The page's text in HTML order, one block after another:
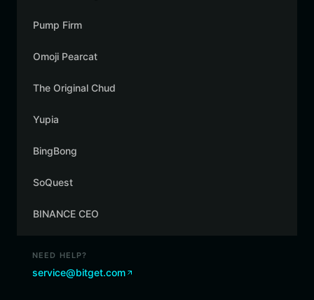
Pump Firm
Omoji Pearcat
The Original Chud
Yupia
BingBong
SoQuest
BINANCE CEO
NEED HELP?
service@bitget.com